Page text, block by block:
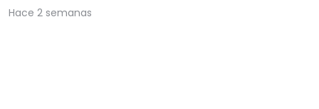
Hace 2 semanas